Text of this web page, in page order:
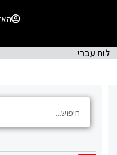
לוח עברי